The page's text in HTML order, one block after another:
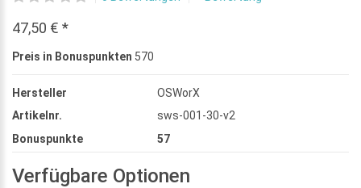
47,50 € *
Preis in Bonuspunkten 570
Hersteller
OSWorX
Artikelnr.
sws-001-30-v2
Bonuspunkte
57
Verfügbare Optionen